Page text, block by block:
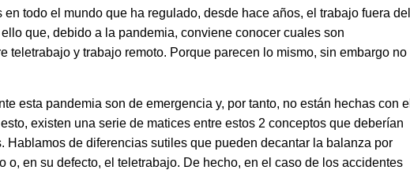
todo el mundo que ha regulado, desde hace años, el trabajo fuera del
que, debido a la pandemia, conviene conocer cuales son
teletrabajo y trabajo remoto. Porque parecen lo mismo, sin embargo no
esta pandemia son de emergencia y, por tanto, no están hechas con el
existen una serie de matices entre estos 2 conceptos que deberían
Hablamos de diferencias sutiles que pueden decantar la balanza por
o, en su defecto, el teletrabajo. De hecho, en el caso de los accidentes